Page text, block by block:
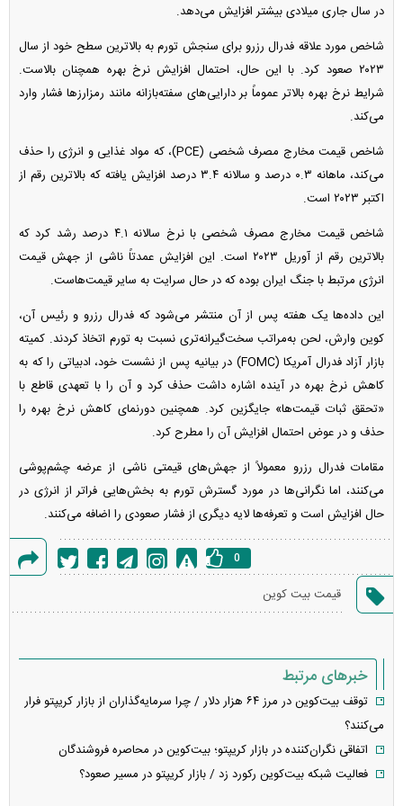
در سال جاری میلادی بیشتر افزایش می‌دهد.
شاخص مورد علاقه فدرال رزرو برای سنجش تورم به بالاترین سطح خود از سال
۲۰۲۳ صعود کرد. با این حال، احتمال افزایش نرخ بهره همچنان بالاست.
شرایط نرخ بهره بالاتر عموماً بر دارایی‌های سفته‌بازانه مانند رمزارز‌ها فشار وارد
می‌کند.
شاخص قیمت مخارج مصرف شخصی (PCE)، که مواد غذایی و انرژی را حذف
می‌کند، ماهانه ۰.۳ درصد و سالانه ۳.۴ درصد افزایش یافته که بالاترین رقم از
اکتبر ۲۰۲۳ است.
شاخص قیمت مخارج مصرف شخصی با نرخ سالانه ۴.۱ درصد رشد کرد که
بالاترین رقم از آوریل ۲۰۲۳ است. این افزایش عمدتاً ناشی از جهش قیمت
انرژی مرتبط با جنگ ایران بوده که در حال سرایت به سایر قیمت‌هاست.
این داده‌ها یک هفته پس از آن منتشر می‌شود که فدرال رزرو و رئیس آن،
کوین وارش، لحن به‌مراتب سخت‌گیرانه‌تری نسبت به تورم اتخاذ کردند. کمیته
بازار آزاد فدرال آمریکا (FOMC) در بیانیه پس از نشست خود، ادبیاتی را که به
کاهش نرخ بهره در آینده اشاره داشت حذف کرد و آن را با تعهدی قاطع با
«تحقق ثبات قیمت‌ها» جایگزین کرد. همچنین دورنمای کاهش نرخ بهره را
حذف و در عوض احتمال افزایش آن را مطرح کرد.
مقامات فدرال رزرو معمولاً از جهش‌های قیمتی ناشی از عرضه چشم‌پوشی
می‌کنند، اما نگرانی‌ها در مورد گسترش تورم به بخش‌هایی فراتر از انرژی در
حال افزایش است و تعرفه‌ها لایه دیگری از فشار صعودی را اضافه می‌کنند.
خطا
0
قیمت بیت کوین
خبرهای مرتبط
توقف بیت‌کوین در مرز ۶۴ هزار دلار / چرا سرمایه‌گذاران از بازار کریپتو فرار
می‌کنند؟
اتفاقی نگران‌کننده در بازار کریپتو؛ بیت‌کوین در محاصره فروشندگان
فعالیت شبکه بیت‌کوین رکورد زد / بازار کریپتو در مسیر صعود؟